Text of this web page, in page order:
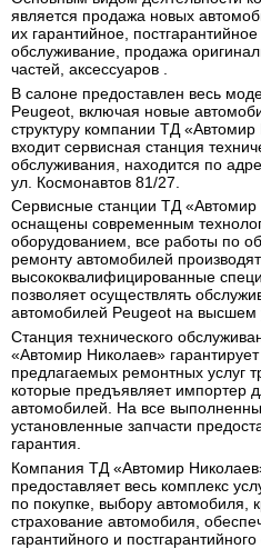
является продажа новых
их гарантийное,
обслуживание, продажа
частей, аксессуаров .
В салоне предоставлен весь
Peugeot, включая новые
структуру компании ТД
входит сервисная станция
обслуживания, находится по
ул. Космонавтов 81/27.
Сервисные станции ТД «Автомир
оснащены современным
оборудованием, все работы по
ремонту автомобилей производят
высококвалифицированные
позволяет осуществлять
автомобилей Peugeot на высшем
Станция технического
«Автомир Николаев» гарантирует
предлагаемых ремонтных услуг
которые предъявляет импортер
автомобилей. На все
установленные запчасти
гарантия.
Компания ТД «Автомир
предоставляет весь комплекс
по покупке, выбору автомобиля,
страхование автомобиля,
гарантийного и